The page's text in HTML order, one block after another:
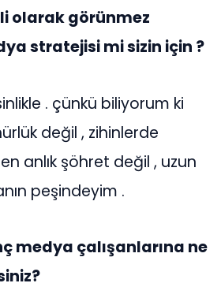
olarak görünmez
stratejisi mi sizin için ?
. çünkü biliyorum ki
değil , zihinlerde
anlık şöhret değil , uzun
peşindeyim .
medya çalışanlarına ne